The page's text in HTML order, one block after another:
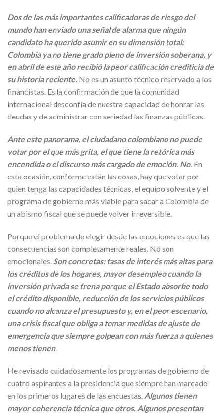
Dos de las más importantes calificadoras de riesgo del
mundo han enviado una señal de alarma que ningún
candidato ha querido asumir en su dimensión total:
Colombia ya no tiene grado pleno de inversión soberana, y
en abril de este año recibió la peor calificación crediticia de
su historia reciente. No es un asunto técnico reservado a los
financistas. Es la confirmación de que la comunidad
internacional desconfía de nuestra capacidad de honrar las
deudas y de administrar con seriedad las finanzas públicas.
Ante este panorama, el ciudadano colombiano no puede
votar por el que más grita, el que tiene la retórica más
encendida o el discurso más cargado de emoción. No. En
esta ocasión, conforme están las cosas, hay que votar por
quien tenga las capacidades técnicas, el equipo solvente y el
programa de gobierno más viable para sacar a Colombia de
un abismo fiscal que se puede volver irreversible.
Porque el problema de elegir desde las emociones es que las
consecuencias son completamente reales. No son
emocionales. Son concretas: tasas de interés más altas para
los créditos de los hogares, mayor desempleo cuando la
inversión privada se frena porque el Estado absorbe todo
el crédito disponible, reducción de los servicios públicos
cuando no alcanza el presupuesto y, en el peor escenario,
una crisis fiscal que obliga a tomar medidas de ajuste de
emergencia que siempre golpean con más fuerza a quienes
menos tienen.
He revisado cuidadosamente los programas de gobierno de
cuatro aspirantes a la presidencia que siempre han marcado
en los primeros lugares de las encuestas. Algunos tienen
mayor coherencia técnica que otros. Algunos presentan